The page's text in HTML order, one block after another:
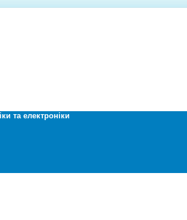
та електроніки